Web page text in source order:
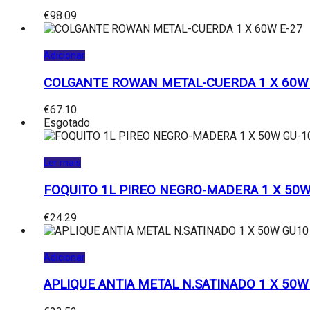
€98.09
Adicionar
COLGANTE ROWAN METAL-CUERDA 1 X
€67.10
Esgotado
Ler mais
FOQUITO 1L PIREO NEGRO-MADERA 1 X
€24.29
Adicionar
APLIQUE ANTIA METAL N.SATINADO 1 X